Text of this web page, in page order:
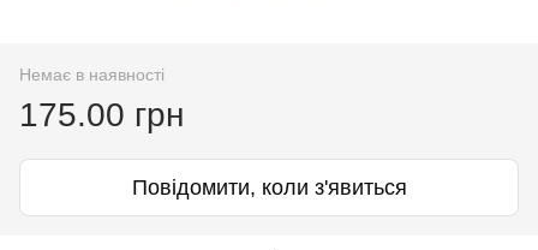
Немає в наявності
175.00 грн
Повідомити, коли з'явиться